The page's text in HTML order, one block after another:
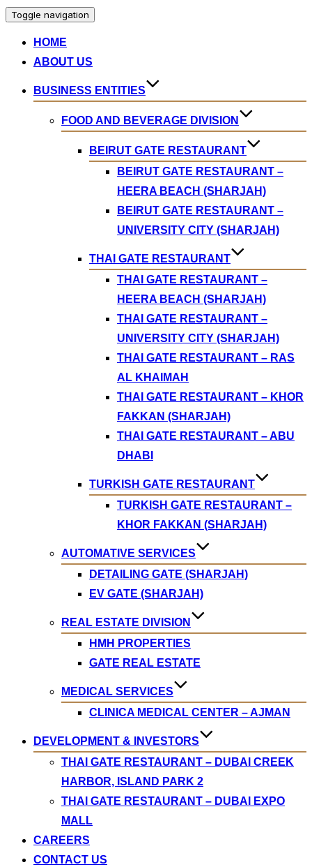
Toggle navigation
HOME
ABOUT US
BUSINESS ENTITIES
FOOD AND BEVERAGE DIVISION
BEIRUT GATE RESTAURANT
BEIRUT GATE RESTAURANT –
HEERA BEACH (SHARJAH)
BEIRUT GATE RESTAURANT –
UNIVERSITY CITY (SHARJAH)
THAI GATE RESTAURANT
THAI GATE RESTAURANT –
HEERA BEACH (SHARJAH)
THAI GATE RESTAURANT –
UNIVERSITY CITY (SHARJAH)
THAI GATE RESTAURANT – RAS
AL KHAIMAH
THAI GATE RESTAURANT – KHOR
FAKKAN (SHARJAH)
THAI GATE RESTAURANT – ABU
DHABI
TURKISH GATE RESTAURANT
TURKISH GATE RESTAURANT –
KHOR FAKKAN (SHARJAH)
AUTOMATIVE SERVICES
DETAILING GATE (SHARJAH)
EV GATE (SHARJAH)
REAL ESTATE DIVISION
HMH PROPERTIES
GATE REAL ESTATE
MEDICAL SERVICES
CLINICA MEDICAL CENTER – AJMAN
DEVELOPMENT & INVESTORS
THAI GATE RESTAURANT – DUBAI CREEK
HARBOR, ISLAND PARK 2
THAI GATE RESTAURANT – DUBAI EXPO
MALL
CAREERS
CONTACT US